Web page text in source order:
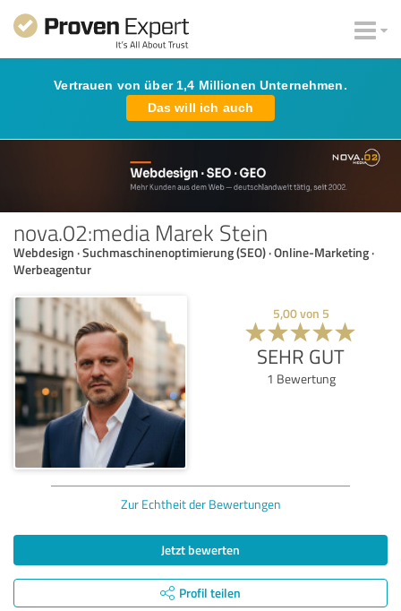
Vertrauen von über 1,4 Millionen Unternehmen.
Das will ich auch
nova.02:media Marek Stein
Webdesign · Suchmaschinenoptimierung (SEO) · Online-Marketing ·
Werbeagentur
5,00von 5
SEHR GUT
1 Bewertung
Zur Echtheit der Bewertungen
Jetzt bewerten
Profil teilen